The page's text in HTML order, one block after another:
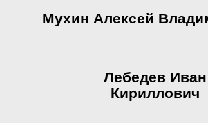
Мухин Алексей
Лебедев Иван
Кириллович